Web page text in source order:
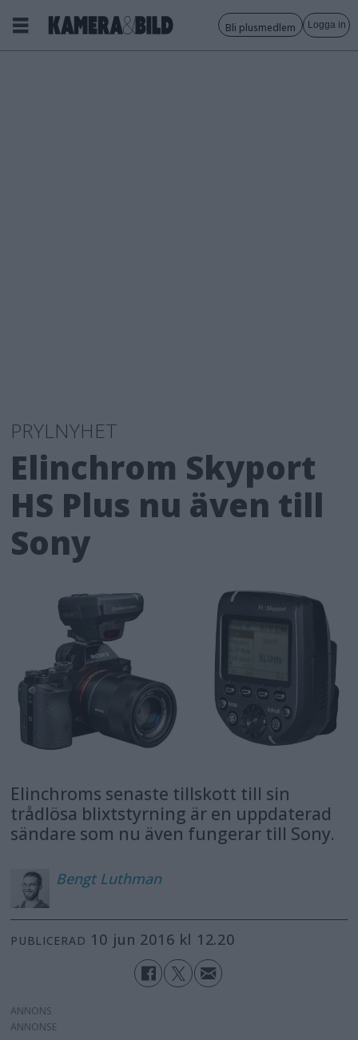
Bli plusmedlem Logga in
PRYLNYHET
Elinchrom Skyport
HS Plus nu även till
Sony
Elinchroms senaste tillskott till sin
trådlösa blixtstyrning är en uppdaterad
sändare som nu även fungerar till Sony.
Bengt Luthman
PUBLICERAD 10 jun 2016 kl 12.20
ANNONS